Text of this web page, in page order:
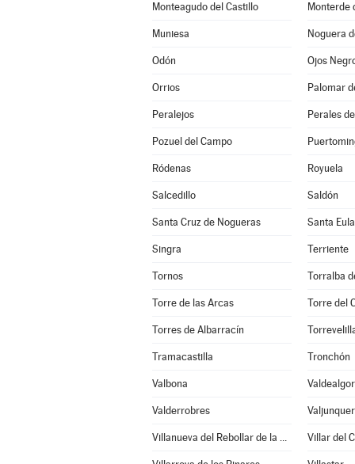
Monteagudo del Castillo Monterde
Muniesa Noguera
Odón Ojos
Orrios Palomar
Peralejos Perales
Pozuel del Campo
Ródenas Royuela
Salcedillo Saldón
Santa Cruz de Nogueras Santa
Singra Terriente
Tornos Torralba
Torre de las Arcas Torre del
Torres de Albarracín
Tramacastilla Tronchón
Valbona
Valderrobres
Villanueva del Rebollar de la Sierra Villar del